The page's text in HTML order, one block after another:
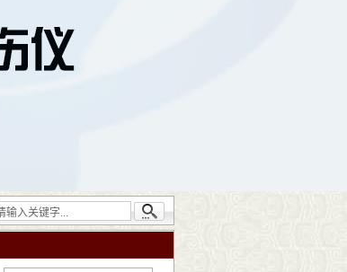
仪器设备包括：超声检测（UT）；射线检测（RT）；渗透检测（